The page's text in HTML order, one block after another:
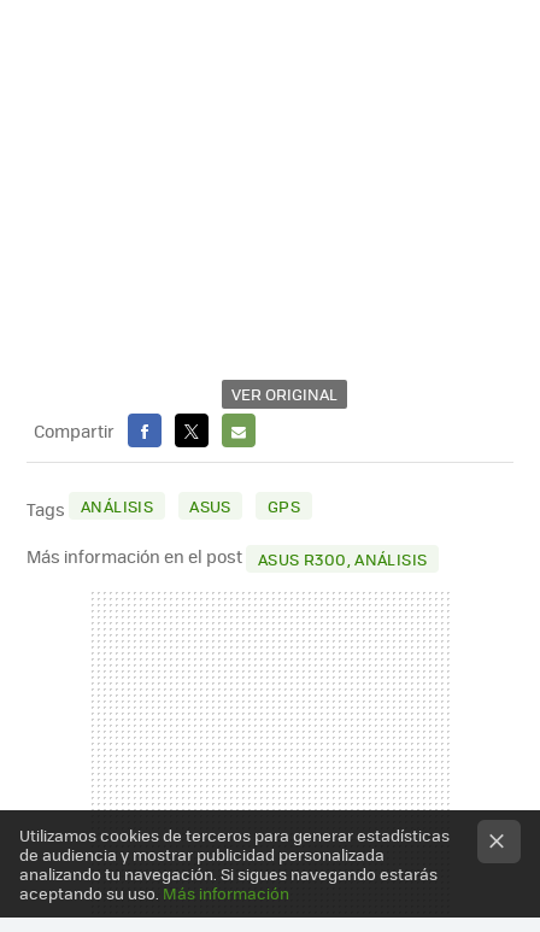
VER ORIGINAL
Compartir
FACEBOOK
X
E-
MAIL
Tags ANÁLISIS ASUS GPS
Más información en el post ASUS R300, ANÁLISIS
Utilizamos cookies de terceros para generar estadísticas
de audiencia y mostrar publicidad personalizada
analizando tu navegación. Si sigues navegando estarás
aceptando su uso. Más información